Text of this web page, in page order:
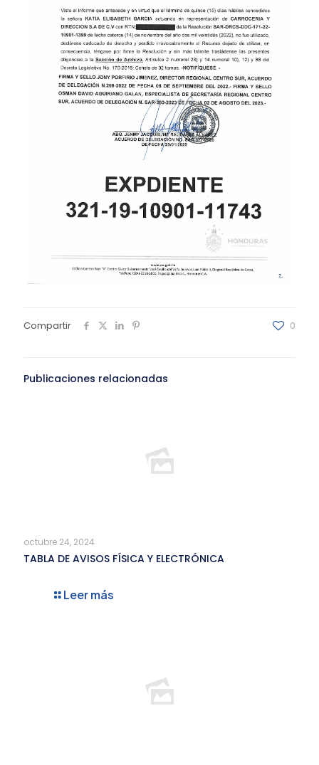
Compartir 0
Publicaciones relacionadas
octubre 24, 2024
TABLA DE AVISOS FÍSICA Y ELECTRÓNICA
Leer más